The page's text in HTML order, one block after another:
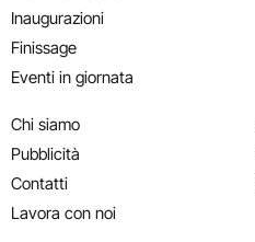
Inaugurazioni
Finissage
Eventi in giornata
Chi siamo
Pubblicità
Contatti
Lavora con noi